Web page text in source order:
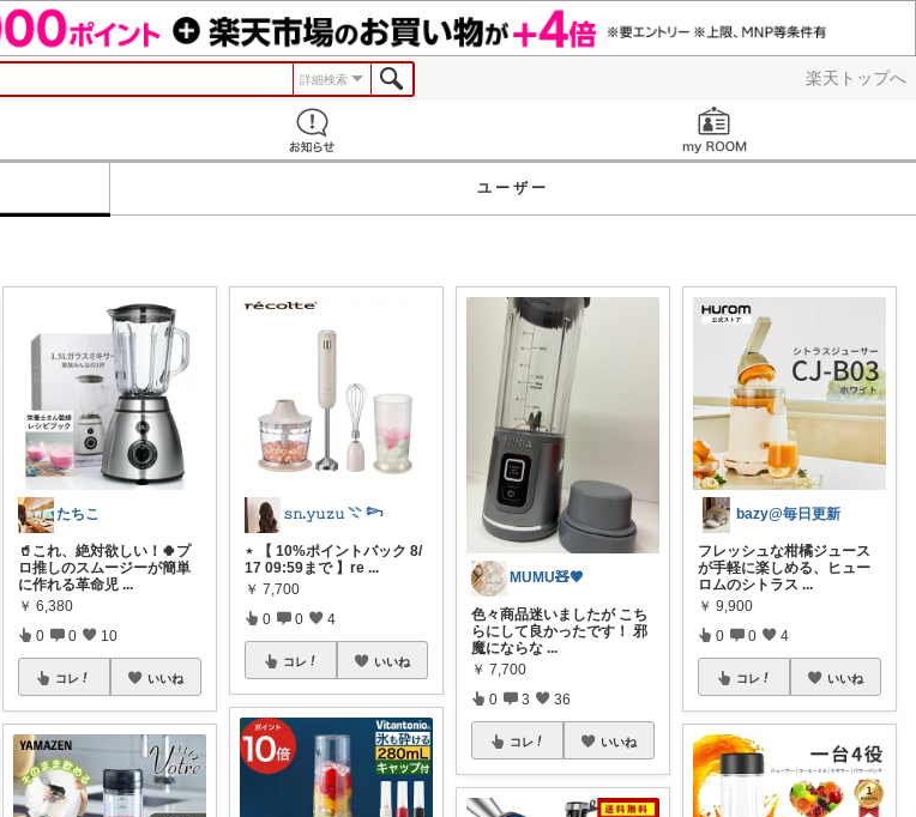
楽天トップへ
詳細検索
ユーザー
たちこ
🥤これ、絶対欲しい！🍀プ
ロ推しのスムージーが簡単
に作れる革命児 ...
￥ 6,380
0 0 10
コレ いいね
𝚜𝚗.𝚢𝚞𝚣𝚞 𓇢 𓆸
⋆ 【 10%ポイントバック 8/
17 09:59まで 】re ...
￥ 7,700
0 0 4
コレ いいね
MUMU🧸🤎
色々商品迷いましたが こち
らにして良かったです！ 邪
魔にならな ...
￥ 7,700
0 3 36
コレ いいね
bazy@毎日更新
フレッシュな柑橘ジュース
が手軽に楽しめる、ヒュー
ロムのシトラス ...
￥ 9,900
0 0 4
コレ いいね